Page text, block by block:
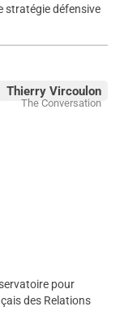
stratégie défensive
Thierry Vircoulon
The Conversation
pour
des Relations